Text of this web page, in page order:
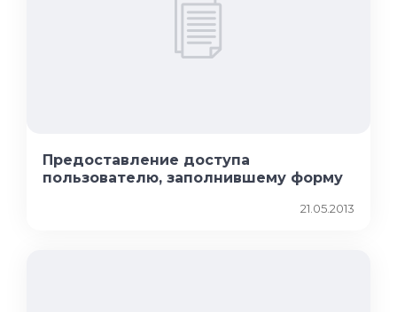
Предоставление доступа
пользователю, заполнившему форму
21.05.2013